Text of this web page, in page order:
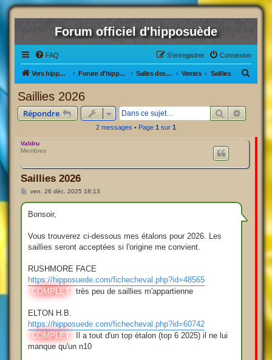
Forum officiel d'hipposuède
FAQ Connexion
S’enregistrer
Vers hipposuède, le jeu ! Forum d'hipposuède Salles des Ventes Ventes Saillies
Saillies 2026
Répondre Rechercher
2 messages • Page 1 sur 1
Valdru
Membres
Saillies 2026
M
s
s
e
ven. 26 déc. 2025 18:13
Bonsoir,
Vous trouverez ci-dessous mes étalons pour 2026. Les
saillies seront acceptées si l'origine me convient.
RUSHMORE FACE
https://hipposuede.com/fichecheval.php?id=48565
COMPLET
très peu de saillies m'appartienne
ELTON H.B.
https://hipposuede.com/fichecheval.php?id=60742
COMPLET
Il a tout d'un top étalon (top 6 2025) il ne lui
manque qu'un n10